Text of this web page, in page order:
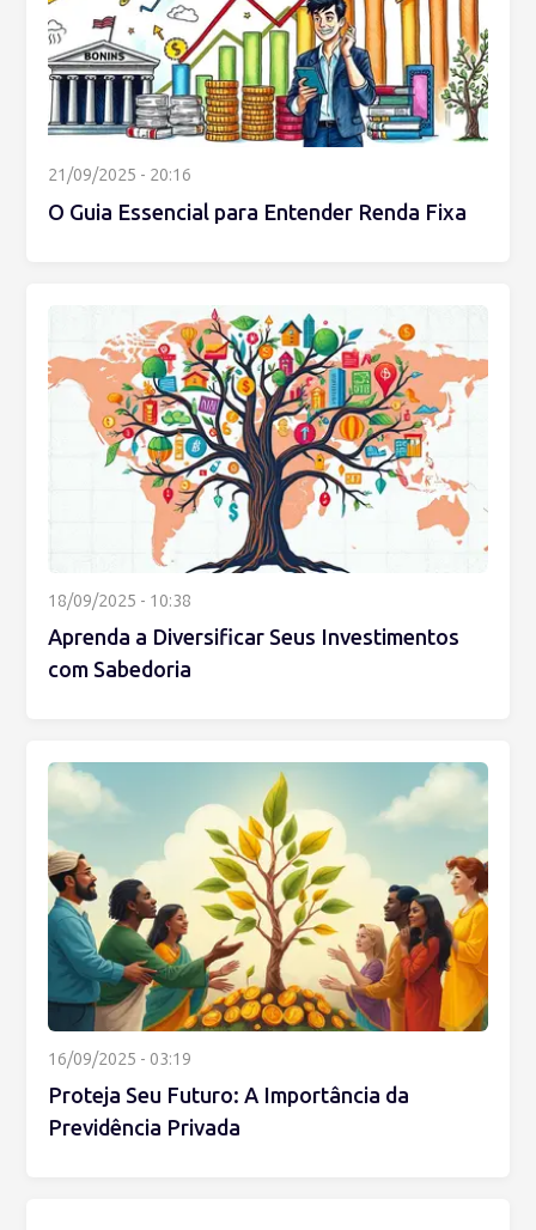
21/09/2025 - 20:16
O Guia Essencial para Entender Renda Fixa
18/09/2025 - 10:38
Aprenda a Diversificar Seus Investimentos
com Sabedoria
16/09/2025 - 03:19
Proteja Seu Futuro: A Importância da
Previdência Privada